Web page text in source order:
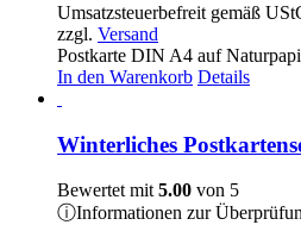
Umsatzsteuerbefreit gemäß
zzgl. Versand
Postkarte DIN A4 auf
In den Warenkorb Details
Winterliches
Bewertet mit 5.00 von 5
ⓘInformationen zur